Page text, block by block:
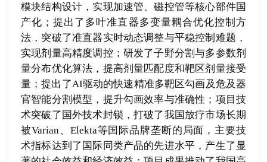
模块结构设计，实现加速管、磁控管等核心部件国
产化；提出了多叶准直器多变量耦合优化控制方
法，突破了准直器实时动态调整与平稳控制难题，
实现剂量高精度调控；研发了子野分割与多参数剂
量分布优化算法，提高剂量匹配度和靶区剂量接受
量；提出了AI驱动的快速精准多靶区勾画及危及器
官智能分割模型，提升勾画效率与准确性；项目技
术突破了国外技术封锁，打破了我国放疗市场长期
被Varian、Elekta等国际品牌垄断的局面，主要技
术指标达到了国际同类产品的先进水平，产生了显